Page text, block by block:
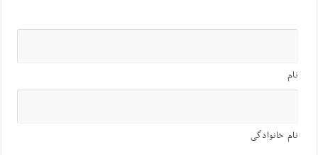
نام
نام خانوادگی